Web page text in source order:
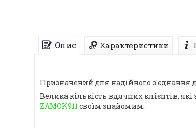
Опис Характеристики
Призначений для надійного з'єднання
Велика кількість вдячних клієнтів,
ZAMOK911 своїм знайомим.